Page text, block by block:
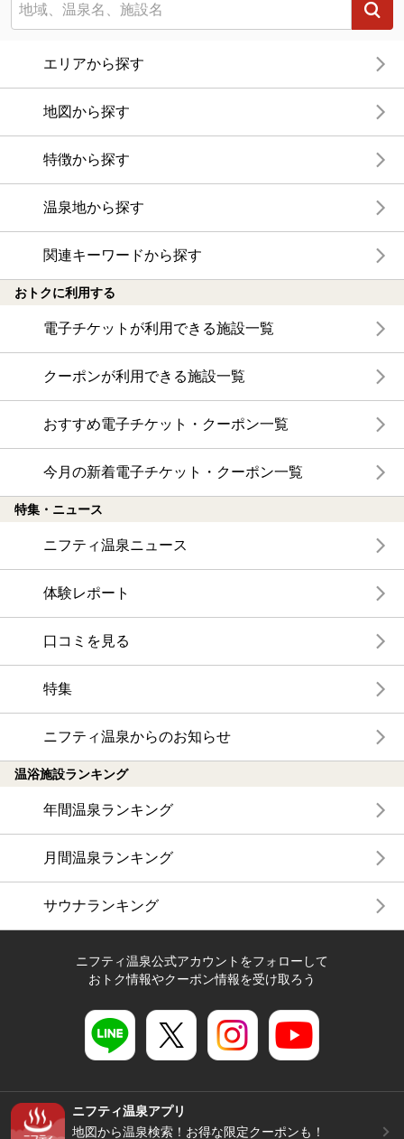
エリアから探す
地図から探す
特徴から探す
温泉地から探す
関連キーワードから探す
おトクに利用する
電子チケットが利用できる施設一覧
クーポンが利用できる施設一覧
おすすめ電子チケット・クーポン一覧
今月の新着電子チケット・クーポン一覧
特集・ニュース
ニフティ温泉ニュース
体験レポート
口コミを見る
特集
ニフティ温泉からのお知らせ
温浴施設ランキング
年間温泉ランキング
月間温泉ランキング
サウナランキング
ニフティ温泉公式アカウントをフォローして
おトク情報やクーポン情報を受け取ろう
ニフティ温泉アプリ
地図から温泉検索！お得な限定クーポンも！